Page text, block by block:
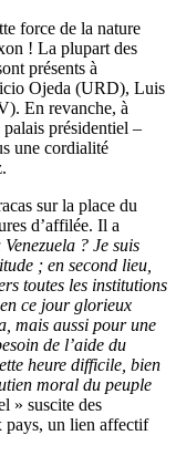
force de la nature
! La plupart des
présents à
Ojeda (URD), Luis
En revanche, à
présidentiel –
une cordialité
sur la place du
d’affilée. Il a
? Je suis
; en second lieu,
toutes les institutions
ce jour glorieux
mais aussi pour une
de l’aide du
heure difficile, bien
moral du peuple
» suscite des
pays, un lien affectif